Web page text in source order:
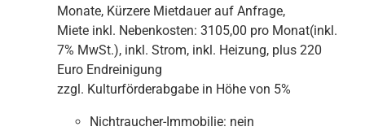
Monate, Kürzere Mietdauer auf Anfrage,
Miete inkl. Nebenkosten: 3105,00 pro Monat(inkl.
7% MwSt.), inkl. Strom, inkl. Heizung, plus 220
Euro Endreinigung
zzgl. Kulturförderabgabe in Höhe von 5%
Nichtraucher-Immobilie: nein